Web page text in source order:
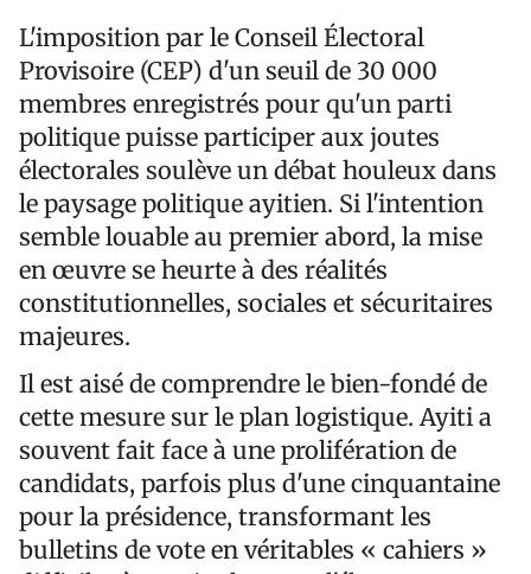
L'imposition par le Conseil Électoral
Provisoire (CEP) d'un seuil de 30 000
membres enregistrés pour qu'un parti
politique puisse participer aux joutes
électorales soulève un débat houleux dans
le paysage politique ayitien. Si l'intention
semble louable au premier abord, la mise
en œuvre se heurte à des réalités
constitutionnelles, sociales et sécuritaires
majeures.
Il est aisé de comprendre le bien-fondé de
cette mesure sur le plan logistique. Ayiti a
souvent fait face à une prolifération de
candidats, parfois plus d'une cinquantaine
pour la présidence, transformant les
bulletins de vote en véritables « cahiers »